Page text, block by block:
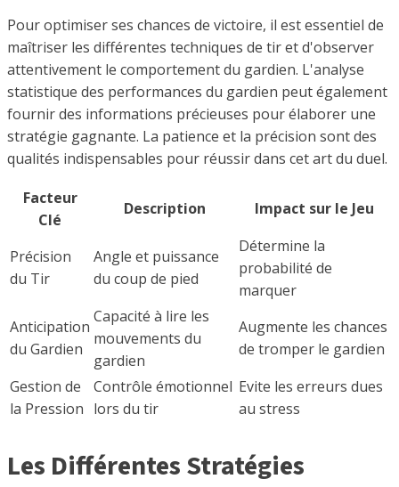
Pour optimiser ses chances de victoire, il est essentiel de
maîtriser les différentes techniques de tir et d'observer
attentivement le comportement du gardien. L'analyse
statistique des performances du gardien peut également
fournir des informations précieuses pour élaborer une
stratégie gagnante. La patience et la précision sont des
qualités indispensables pour réussir dans cet art du duel.
Facteur
Clé
Description Impact sur le Jeu
Précision
du Tir
Angle et puissance
du coup de pied
Détermine la
probabilité de
marquer
Anticipation
du Gardien
Capacité à lire les
mouvements du
gardien
Augmente les chances
de tromper le gardien
Gestion de
la Pression
Contrôle émotionnel
lors du tir
Evite les erreurs dues
au stress
Les Différentes Stratégies